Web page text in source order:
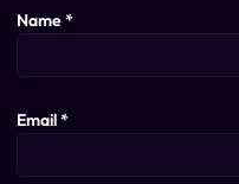
Name*
Email*